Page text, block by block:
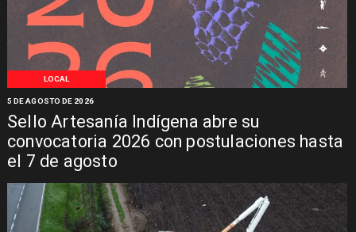
LOCAL
Sello Artesanía Indígena abre su
convocatoria 2026 con postulaciones hasta
el 7 de agosto
5 DE AGOSTO DE 2026